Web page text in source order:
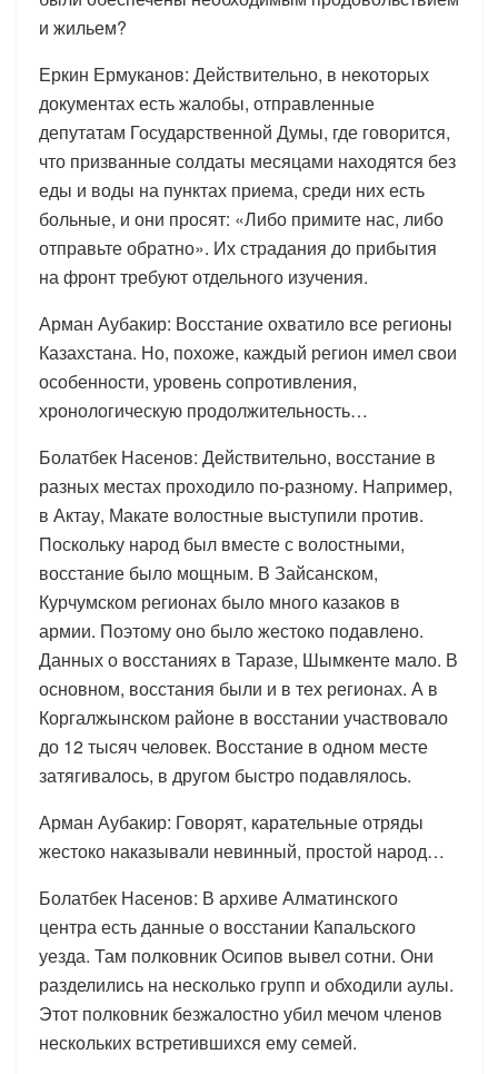
и жильем?
Еркин Ермуканов: Действительно, в некоторых
документах есть жалобы, отправленные
депутатам Государственной Думы, где говорится,
что призванные солдаты месяцами находятся без
еды и воды на пунктах приема, среди них есть
больные, и они просят: «Либо примите нас, либо
отправьте обратно». Их страдания до прибытия
на фронт требуют отдельного изучения.
Арман Аубакир: Восстание охватило все регионы
Казахстана. Но, похоже, каждый регион имел свои
особенности, уровень сопротивления,
хронологическую продолжительность…
Болатбек Насенов: Действительно, восстание в
разных местах проходило по-разному. Например,
в Актау, Макате волостные выступили против.
Поскольку народ был вместе с волостными,
восстание было мощным. В Зайсанском,
Курчумском регионах было много казаков в
армии. Поэтому оно было жестоко подавлено.
Данных о восстаниях в Таразе, Шымкенте мало. В
основном, восстания были и в тех регионах. А в
Коргалжынском районе в восстании участвовало
до 12 тысяч человек. Восстание в одном месте
затягивалось, в другом быстро подавлялось.
Арман Аубакир: Говорят, карательные отряды
жестоко наказывали невинный, простой народ…
Болатбек Насенов: В архиве Алматинского
центра есть данные о восстании Капальского
уезда. Там полковник Осипов вывел сотни. Они
разделились на несколько групп и обходили аулы.
Этот полковник безжалостно убил мечом членов
нескольких встретившихся ему семей.